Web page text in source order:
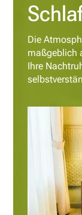
Die
maßgeblich
Ihre